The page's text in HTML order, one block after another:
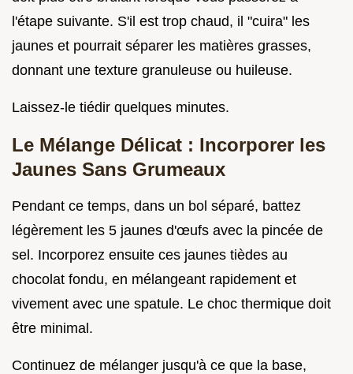
l'étape suivante. S'il est trop chaud, il "cuira" les
jaunes et pourrait séparer les matières grasses,
donnant une texture granuleuse ou huileuse.
Laissez-le tiédir quelques minutes.
Le Mélange Délicat : Incorporer les
Jaunes Sans Grumeaux
Pendant ce temps, dans un bol séparé, battez
légèrement les 5 jaunes d'œufs avec la pincée de
sel. Incorporez ensuite ces jaunes tièdes au
chocolat fondu, en mélangeant rapidement et
vivement avec une spatule. Le choc thermique doit
être minimal.
Continuez de mélanger jusqu'à ce que la base,